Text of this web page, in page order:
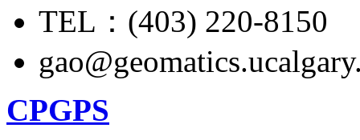
TEL：(403) 220-8150
CPGPS